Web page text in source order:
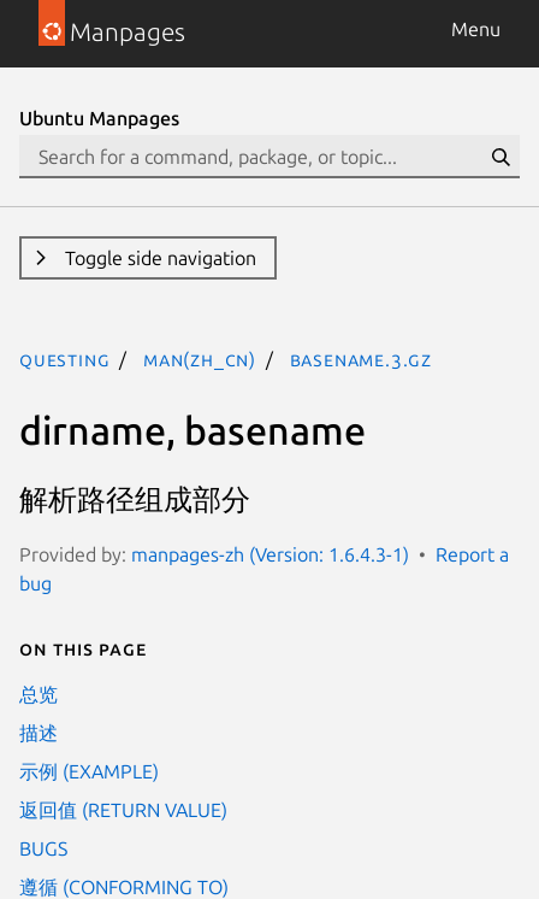
Manpages Menu
Ubuntu Manpages
Toggle side navigation
questing man(zh_CN) basename.3.gz
dirname, basename
解析路径组成部分
Provided by: manpages-zh (Version: 1.6.4.3-1)
Report a
bug
On this page
总览
描述
示例 (EXAMPLE)
返回值 (RETURN VALUE)
BUGS
遵循 (CONFORMING TO)